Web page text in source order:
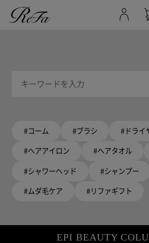
#コーム #ブラシ #ドライ
#ヘアアイロン #ヘアタオル
#シャワーヘッド #シャンプー
#ムダ毛ケア #リファギフト
EPI BEAUTY